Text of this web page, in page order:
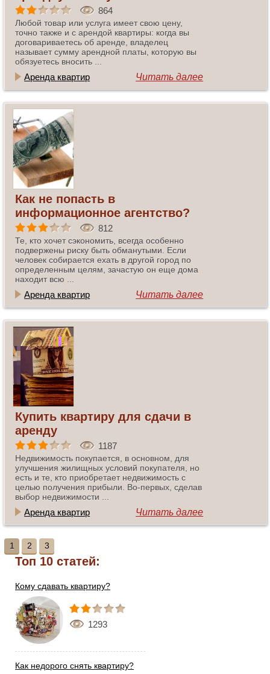
864
Любой товар или услуга имеет свою цену,
точно также и с арендой квартиры: когда вы
договариваетесь об аренде, владелец
называет сумму арендной платы, которую вы
обязуетесь вносить ...
Аренда квартир Читать далее
Как не попасть в
информационное агентство?
812
Те, кто хочет сэкономить, всегда особенно
подвержены риску быть обманутыми. Если
человек собирается ехать в другой город по
определенным целям, зачастую он еще дома
находит всю ...
Аренда квартир Читать далее
Купить квартиру для сдачи в
аренду
1187
Недвижимость покупается, в основном, для
улучшения жилищных условий покупателя, но
есть и те, кто приобретает недвижимость с
целью получения прибыли. Во-первых, сделав
выбор недвижимости ...
Аренда квартир Читать далее
1 2 3
Топ 10 статей:
Кому сдавать квартиру?
1293
Как недорого снять квартиру?